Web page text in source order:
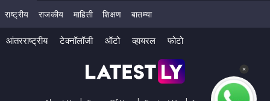
राष्ट्रीय राजकीय माहिती शिक्षण बातम्या
आंतरराष्ट्रीय टेक्नॉलॉजी ऑटो व्हायरल फोटो